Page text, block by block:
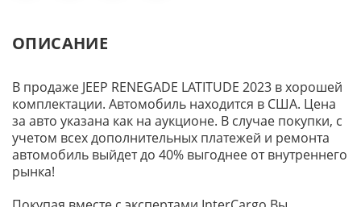
ОПИСАНИЕ
В продаже JEEP RENEGADE LATITUDE 2023 в хорошей
комплектации. Автомобиль находится в США. Цена
за авто указана как на аукционе. В случае покупки, с
учетом всех дополнительных платежей и ремонта
автомобиль выйдет до 40% выгоднее от внутреннего
рынка!